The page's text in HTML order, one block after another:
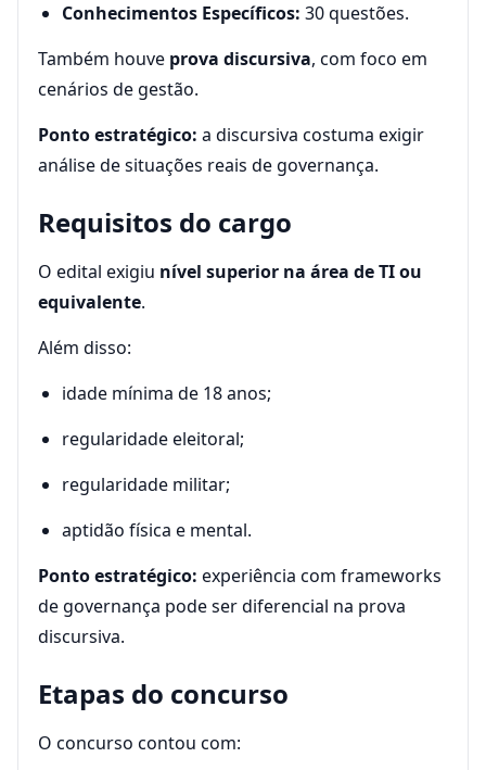
Conhecimentos Específicos: 30 questões.
Também houve prova discursiva, com foco em
cenários de gestão.
Ponto estratégico: a discursiva costuma exigir
análise de situações reais de governança.
Requisitos do cargo
O edital exigiu nível superior na área de TI ou
equivalente.
Além disso:
idade mínima de 18 anos;
regularidade eleitoral;
regularidade militar;
aptidão física e mental.
Ponto estratégico: experiência com frameworks
de governança pode ser diferencial na prova
discursiva.
Etapas do concurso
O concurso contou com: